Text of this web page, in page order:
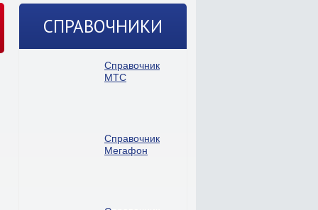
СПРАВОЧНИКИ
Справочник
МТС
Справочник
Мегафон